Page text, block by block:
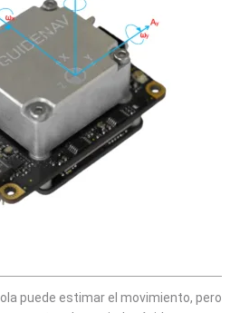
puede estimar el movimiento, pero